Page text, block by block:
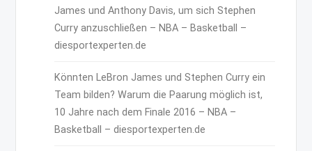
James und Anthony Davis, um sich Stephen
Curry anzuschließen – NBA – Basketball –
diesportexperten.de
Könnten LeBron James und Stephen Curry ein
Team bilden? Warum die Paarung möglich ist,
10 Jahre nach dem Finale 2016 – NBA –
Basketball – diesportexperten.de